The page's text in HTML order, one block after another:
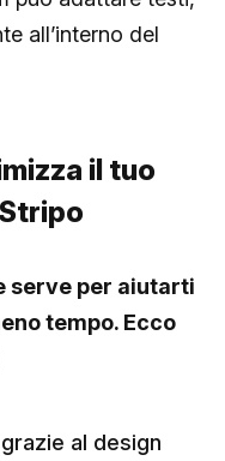
all’interno del
il tuo
serve per aiutarti
tempo. Ecco
al design